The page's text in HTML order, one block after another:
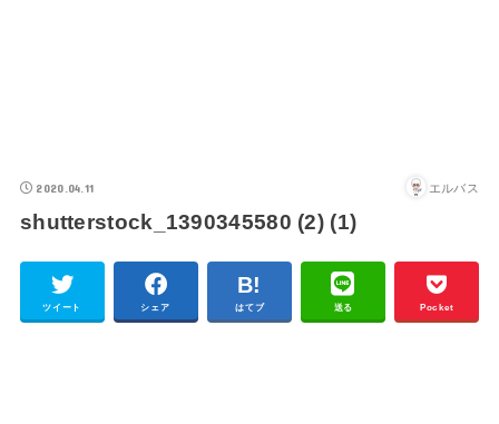
2020.04.11 エルバス
shutterstock_1390345580 (2) (1)
ツイート シェア はてブ 送る Pocket